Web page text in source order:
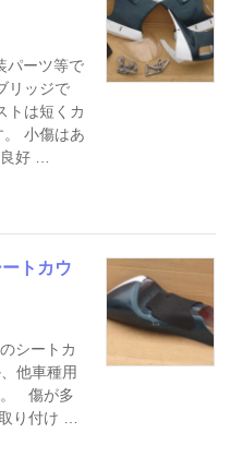
パーツ等で
リッジで
トは短くカ
小傷はあ
好 …
トカウ
シートカ
他車種用
。 傷が多
り付け …